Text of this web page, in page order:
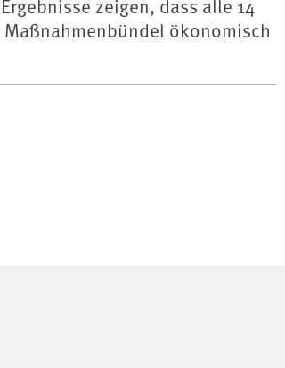
zeigen, dass alle 14
ökonomisch